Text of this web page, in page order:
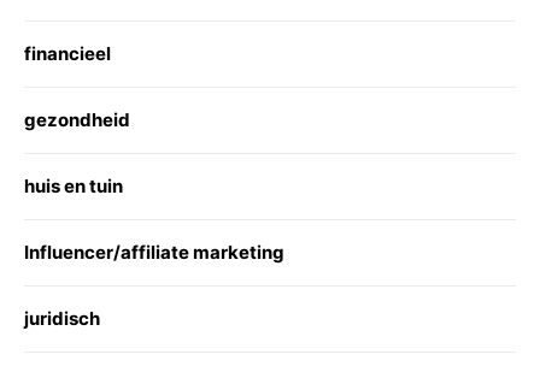
financieel
gezondheid
huis en tuin
Influencer/affiliate marketing
juridisch